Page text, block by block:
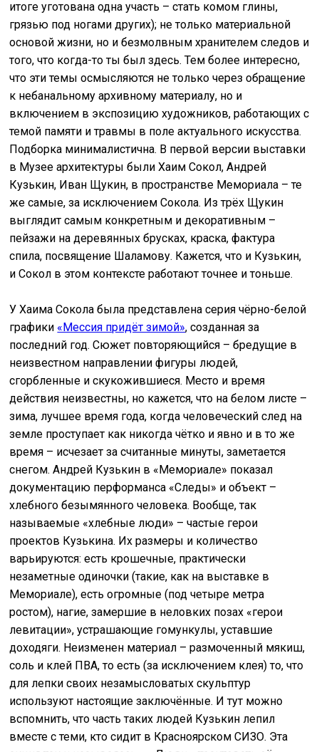
итоге уготована одна участь – стать комом глины,
грязью под ногами других); не только материальной
основой жизни, но и безмолвным хранителем следов и
того, что когда-то ты был здесь. Тем более интересно,
что эти темы осмысляются не только через обращение
к небанальному архивному материалу, но и
включением в экспозицию художников, работающих с
темой памяти и травмы в поле актуального искусства.
Подборка минималистична. В первой версии выставки
в Музее архитектуры были Хаим Сокол, Андрей
Кузькин, Иван Щукин, в пространстве Мемориала – те
же самые, за исключением Сокола. Из трёх Щукин
выглядит самым конкретным и декоративным –
пейзажи на деревянных брусках, краска, фактура
спила, посвящение Шаламову. Кажется, что и Кузькин,
и Сокол в этом контексте работают точнее и тоньше.
У Хаима Сокола была представлена серия чёрно-белой
графики «Мессия придёт зимой», созданная за
последний год. Сюжет повторяющийся – бредущие в
неизвестном направлении фигуры людей,
сгорбленные и скукожившиеся. Место и время
действия неизвестны, но кажется, что на белом листе –
зима, лучшее время года, когда человеческий след на
земле проступает как никогда чётко и явно и в то же
время – исчезает за считанные минуты, заметается
снегом. Андрей Кузькин в «Мемориале» показал
документацию перформанса «Следы» и объект –
хлебного безымянного человека. Вообще, так
называемые «хлебные люди» – частые герои
проектов Кузькина. Их размеры и количество
варьируются: есть крошечные, практически
незаметные одиночки (такие, как на выставке в
Мемориале), есть огромные (под четыре метра
ростом), нагие, замершие в неловких позах «герои
левитации», устрашающие гомункулы, уставшие
доходяги. Неизменен материал – размоченный мякиш,
соль и клей ПВА, то есть (за исключением клея) то, что
для лепки своих незамысловатых скульптур
используют настоящие заключённые. И тут можно
вспомнить, что часть таких людей Кузькин лепил
вместе с теми, кто сидит в Красноярском СИЗО. Эта